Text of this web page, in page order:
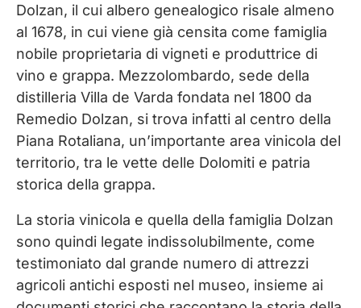
Dolzan, il cui albero genealogico risale almeno
al 1678, in cui viene già censita come famiglia
nobile proprietaria di vigneti e produttrice di
vino e grappa. Mezzolombardo, sede della
distilleria Villa de Varda fondata nel 1800 da
Remedio Dolzan, si trova infatti al centro della
Piana Rotaliana, un’importante area vinicola del
territorio, tra le vette delle Dolomiti e patria
storica della grappa.
La storia vinicola e quella della famiglia Dolzan
sono quindi legate indissolubilmente, come
testimoniato dal grande numero di attrezzi
agricoli antichi esposti nel museo, insieme ai